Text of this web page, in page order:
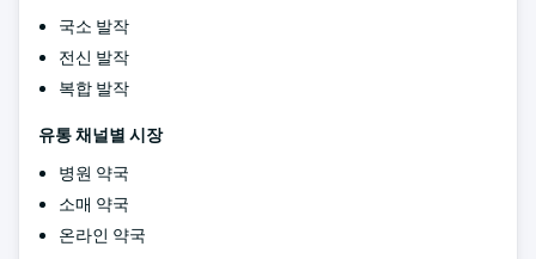
국소 발작
전신 발작
복합 발작
유통 채널별 시장
병원 약국
소매 약국
온라인 약국